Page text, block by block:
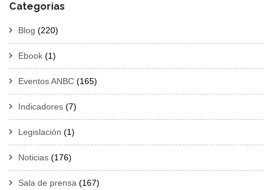
Categorías
Blog (220)
Ebook (1)
Eventos ANBC (165)
Indicadores (7)
Legislación (1)
Noticias (176)
Sala de prensa (167)